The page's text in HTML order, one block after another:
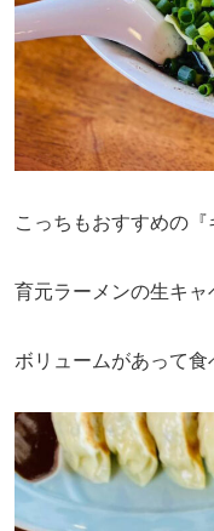
こっちもおすすめの『
育元ラーメンの生キャ
ボリュームがあって